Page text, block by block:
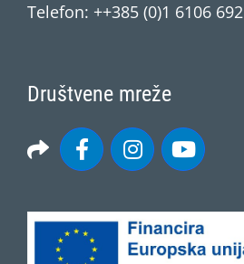
Telefon: ++385 (0)1 6106 692
Društvene mreže